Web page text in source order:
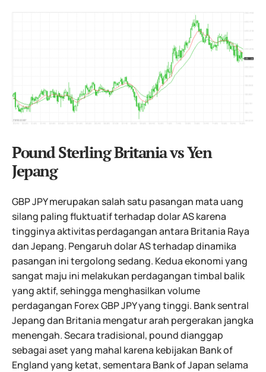
Pound Sterling Britania vs Yen
Jepang
GBP JPY merupakan salah satu pasangan mata uang
silang paling fluktuatif terhadap dolar AS karena
tingginya aktivitas perdagangan antara Britania Raya
dan Jepang. Pengaruh dolar AS terhadap dinamika
pasangan ini tergolong sedang. Kedua ekonomi yang
sangat maju ini melakukan perdagangan timbal balik
yang aktif, sehingga menghasilkan volume
perdagangan Forex GBP JPY yang tinggi. Bank sentral
Jepang dan Britania mengatur arah pergerakan jangka
menengah. Secara tradisional, pound dianggap
sebagai aset yang mahal karena kebijakan Bank of
England yang ketat, sementara Bank of Japan selama